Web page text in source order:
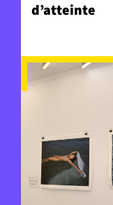
d’atteinte